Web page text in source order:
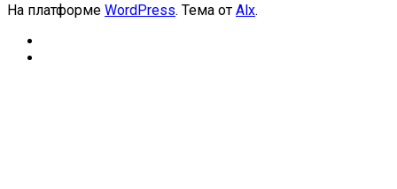
На платформе WordPress. Тема от Alx.